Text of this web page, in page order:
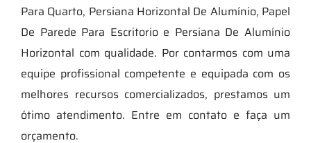
Para Quarto, Persiana Horizontal De Alumínio, Papel
De Parede Para Escritorio e Persiana De Alumínio
Horizontal com qualidade. Por contarmos com uma
equipe profissional competente e equipada com os
melhores recursos comercializados, prestamos um
ótimo atendimento. Entre em contato e faça um
orçamento.